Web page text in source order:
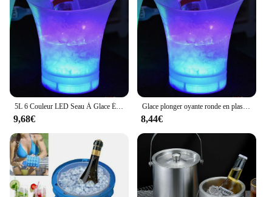
5L 6 Couleur LED Seau À Glace Étanche En Plastique Allumer Champagne Bière Seaux Pour Bars Discothèques Night Party
9,68€
Glace plonger oyante ronde en plastique, champagne, vin de glace, bière KTV, E27, LED
8,44€